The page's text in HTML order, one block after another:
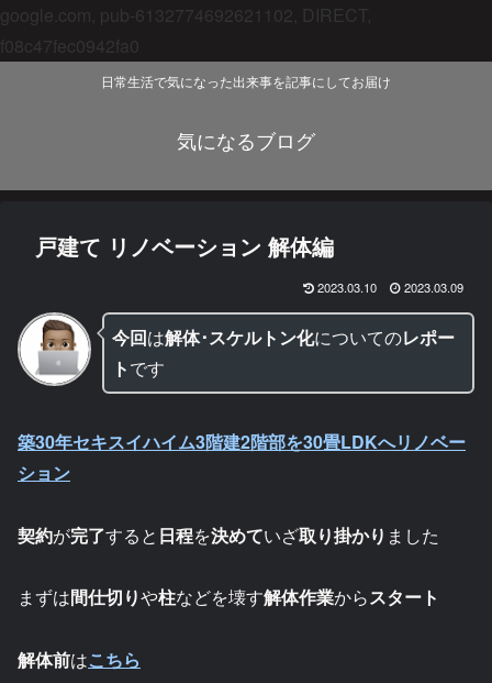
google.com, pub-6132774692621102, DIRECT,
f08c47fec0942fa0
日常生活で気になった出来事を記事にしてお届け
気になるブログ
戸建て リノベーション 解体編
2023.03.10 2023.03.09
今回は解体･スケルトン化についてのレポー
トです
築30年セキスイハイム3階建2階部を30畳LDKへリノベー
ション
契約が完了すると 日程を決めていざ取り掛かり ました
まずは間仕切りや柱などを壊す解体作業からスタート
解体前はこちら